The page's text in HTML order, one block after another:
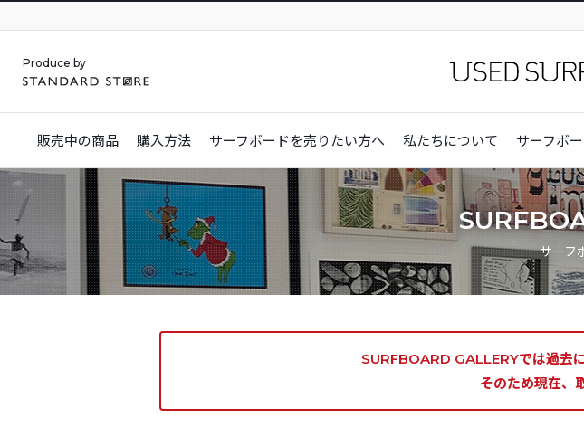
Produce by
販売中の商品 購入方法 サーフボードを売りたい方へ 私たちについて サーフボ
サーフ
SURFBOARD GALLERYでは過去
そのため現在、